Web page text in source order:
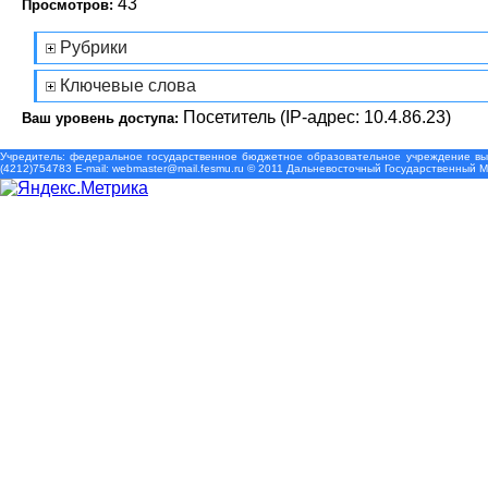
Просмотров:
Рубрики
Ключевые слова
Ваш уровень доступа: Посетитель (IP-адрес: 10.4.86.23)
Учредитель: федеральное государственное бюджетное образовательное учреждение
(4212)754783 Е-mail: webmaster@mail.fesmu.ru © 2011 Дальневосточный Государственный